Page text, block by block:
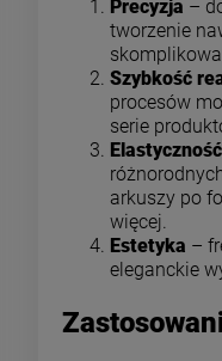
Precyzja –
tworzenie
Szybkość
procesów
serie
Elastyczność
arkuszy po
więcej.
Estetyka –
eleganckie